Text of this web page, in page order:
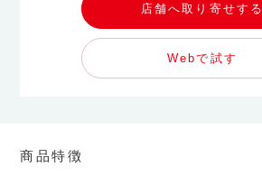
店舗へ取り寄せする
Webで試す
商品特徴